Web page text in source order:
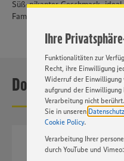
Ihre
Cookies und anderer
„EINSTELLUNGEN
Basis Ihrer Einstellungen
Funktionalitäten zur
Recht, ihre Einwilligung
Widerruf der
aufgrund der
Verarbeitung nicht
Sie in unseren
Cookie Policy.
Verarbeitung Ihrer
durch YouTube und Vimeo:
Süß-pikanter Geschmack,
Familiengröße, vegan, ohne
Downloads
TIF